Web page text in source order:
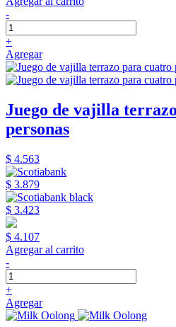
-
+
Agregar
Juego de vajilla
personas
$ 4.563
$ 3.879
$ 3.423
$ 4.107
Agregar al carrito
-
+
Agregar